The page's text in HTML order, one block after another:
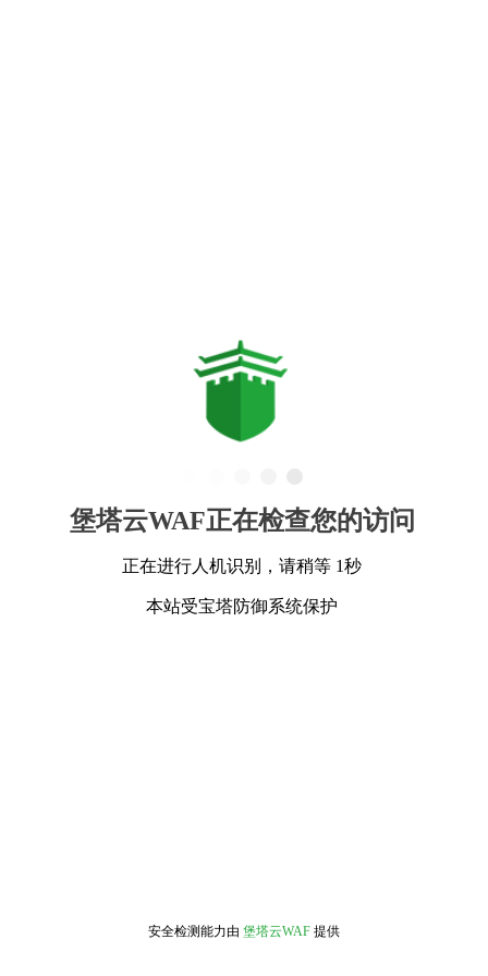
堡塔云WAF正在检查您的访问
正在进行人机识别，请稍等 1秒
本站受宝塔防御系统保护
安全检测能力由 堡塔云WAF 提供